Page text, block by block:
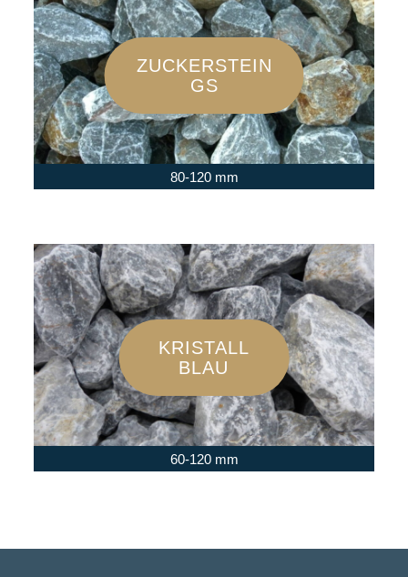
ZUCKERSTEIN
GS
80-120 mm
KRISTALL
BLAU
60-120 mm